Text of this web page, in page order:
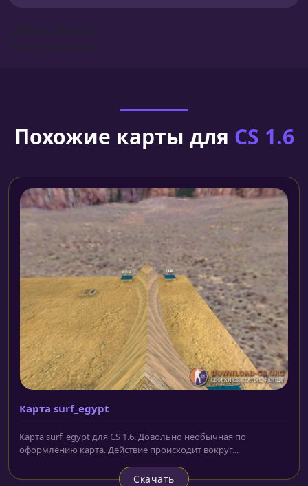
Похожие карты для CS 1.6
Карта surf_egypt
Карта surf_egypt для CS 1.6. Довольно необычная по
оформлению карта. Действие происходит вокруг...
Скачать